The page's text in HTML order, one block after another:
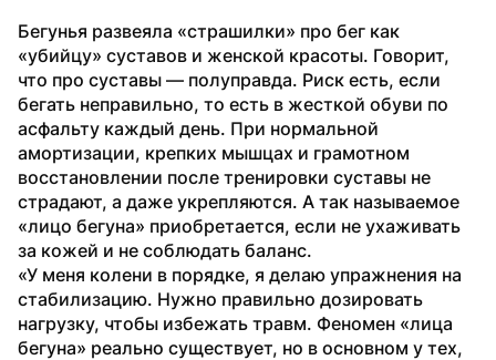
Бегунья развеяла «страшилки» про бег как
«убийцу» суставов и женской красоты. Говорит,
что про суставы — полуправда. Риск есть, если
бегать неправильно, то есть в жесткой обуви по
асфальту каждый день. При нормальной
амортизации, крепких мышцах и грамотном
восстановлении после тренировки суставы не
страдают, а даже укрепляются. А так называемое
«лицо бегуна» приобретается, если не ухаживать
за кожей и не соблюдать баланс.
«У меня колени в порядке, я делаю упражнения на
стабилизацию. Нужно правильно дозировать
нагрузку, чтобы избежать травм. Феномен «лица
бегуна» реально существует, но в основном у тех,